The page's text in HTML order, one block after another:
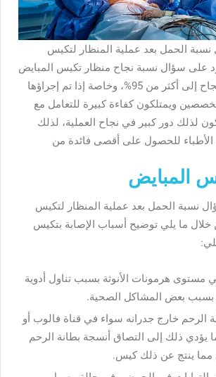
الحمل بعد عملية المنظار لتكيس
على سؤال نسبة نجاح منظار تكيس المبايض
حيث تصل نسبة النجاح إلى أكثر من 95%، وخاصة إذا تم إجراؤها
ويمتلكون كفاءة كبيرة للتعامل مع
لذلك دور كبير في نجاح العملية، لذلك
الأطباء للحصول على أقصى فائدة من
المبايض
نسبة الحمل بعد عملية المنظار لتكيس
ما يلي توضيح أسباب الإصابة بتكيس
هرمونات الأنوثة بسبب تناول أدوية
بسبب بعض المشاكل الصحية.
الرحم خارج جدرانه سواء في قناة فالوب أو
يؤدي ذلك إلى التصاق أنسجة بطانة الرحم
مما ينتج عن ذلك كيس.